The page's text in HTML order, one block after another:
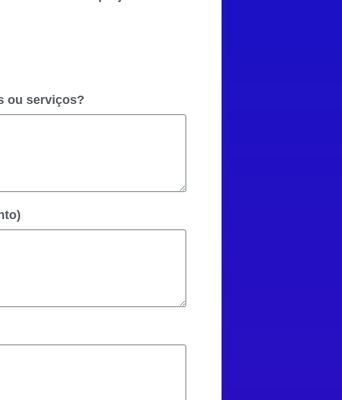
ou serviços?